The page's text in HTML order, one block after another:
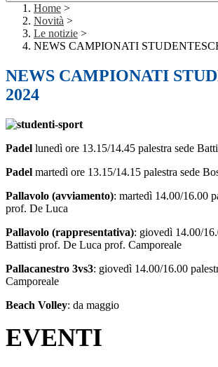
Home >
Novità >
Le notizie >
NEWS CAMPIONATI
NEWS CAMPIONATI
2024
Padel lunedì ore 13.15/14.45 palestra sede
Padel martedì ore 13.15/14.15 palestra sede
Pallavolo (avviamento): martedì 14.00/16.00
prof. De Luca
Pallavolo (rappresentativa): giovedì 14.00/
Battisti prof. De Luca prof. Camporeale
Pallacanestro 3vs3: giovedì 14.00/16.00
Camporeale
Beach Volley: da maggio
EVENTI